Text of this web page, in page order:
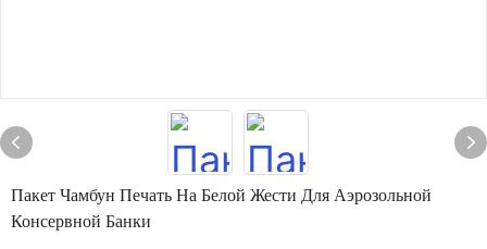
Пакет Чамбун Печать На Белой Жести Для Аэрозольной
Консервной Банки